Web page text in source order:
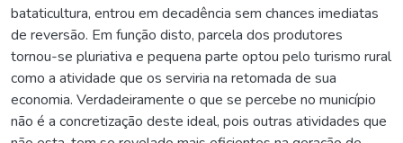
bataticultura, entrou em decadência sem chances imediatas
de reversão. Em função disto, parcela dos produtores
tornou-se pluriativa e pequena parte optou pelo turismo rural
como a atividade que os serviria na retomada de sua
economia. Verdadeiramente o que se percebe no município
não é a concretização deste ideal, pois outras atividades que